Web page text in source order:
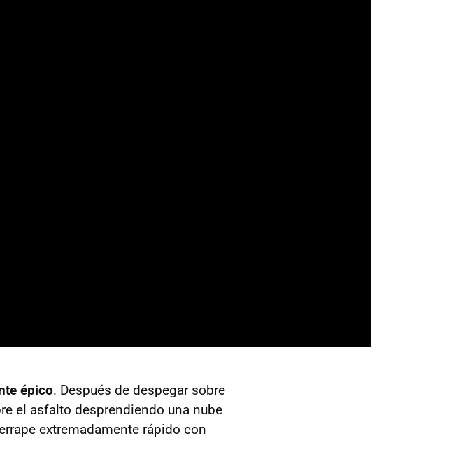
épico. Después de despegar sobre
el asfalto desprendiendo una nube
extremadamente rápido con